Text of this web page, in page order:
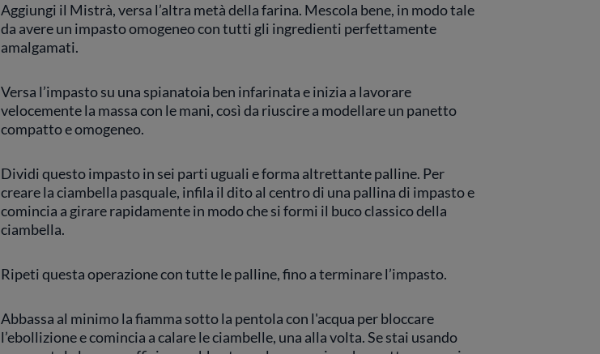
Aggiungi il Mistrà, versa l’altra metà della farina. Mescola bene, in modo tale
da avere un impasto omogeneo con tutti gli ingredienti perfettamente
amalgamati.
Versa l’impasto su una spianatoia ben infarinata e inizia a lavorare
velocemente la massa con le mani, così da riuscire a modellare un panetto
compatto e omogeneo.
Dividi questo impasto in sei parti uguali e forma altrettante palline. Per
creare la ciambella pasquale, infila il dito al centro di una pallina di impasto e
comincia a girare rapidamente in modo che si formi il buco classico della
ciambella.
Ripeti questa operazione con tutte le palline, fino a terminare l’impasto.
Abbassa al minimo la fiamma sotto la pentola con l'acqua per bloccare
l’ebollizione e comincia a calare le ciambelle, una alla volta. Se stai usando